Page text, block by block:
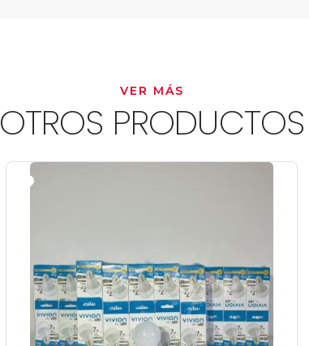
VER MÁS
OTROS PRODUCTOS